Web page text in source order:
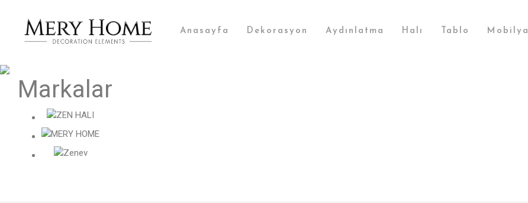
Anasayfa Dekorasyon Aydınlatma Halı Tablo Mobilya
Markalar